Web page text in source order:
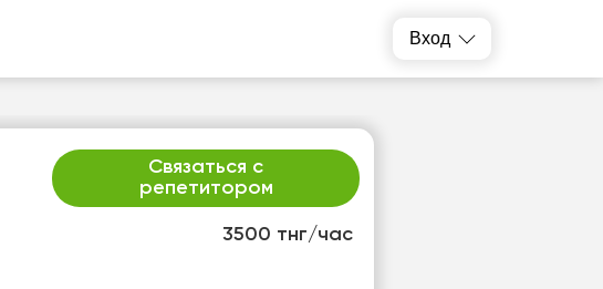
Вход
3500 тнг/час
Связаться с
репетитором